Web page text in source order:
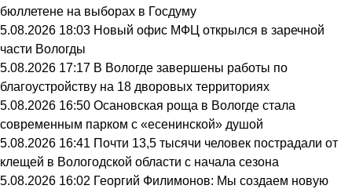
бюллетене на выборах в Госдуму
5.08.2026 18:03 Новый офис МФЦ открылся в заречной
части Вологды
5.08.2026 17:17 В Вологде завершены работы по
благоустройству на 18 дворовых территориях
5.08.2026 16:50 Осановская роща в Вологде стала
современным парком с «есенинской» душой
5.08.2026 16:41 Почти 13,5 тысячи человек пострадали от
клещей в Вологодской области с начала сезона
5.08.2026 16:02 Георгий Филимонов: Мы создаем новую